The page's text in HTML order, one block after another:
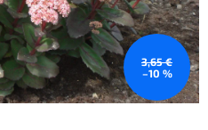
3,65 €
–10 %